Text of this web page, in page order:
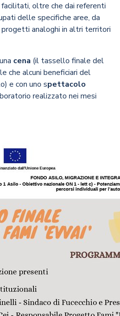
facilitati, oltre che dai referenti
delle specifiche aree, da
analoghi in altri territori
cena (il tassello finale del
che alcuni beneficiari del
e con uno spettacolo
realizzato nei mesi